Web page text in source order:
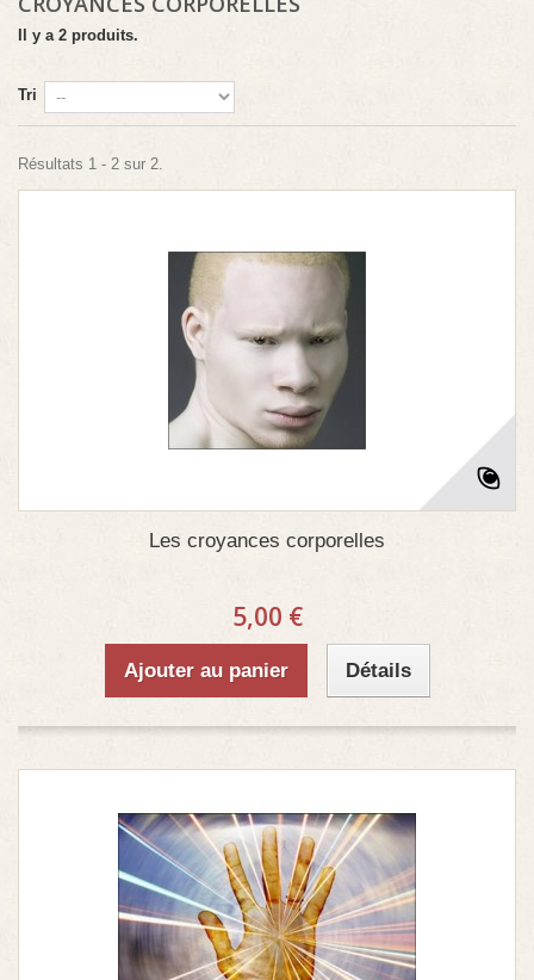
Il y a 2 produits.
Tri
Résultats 1 - 2 sur 2.
Les croyances corporelles
5,00 €
Ajouter au panier Détails